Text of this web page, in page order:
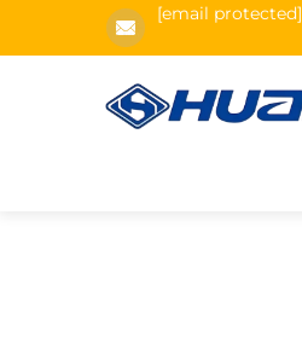
[email protected]